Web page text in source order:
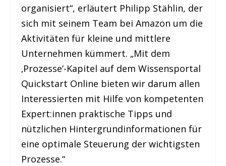
organisiert“, erläutert Philipp Stählin, der
sich mit seinem Team bei Amazon um die
Aktivitäten für kleine und mittlere
Unternehmen kümmert. „Mit dem
‚Prozesse‘-Kapitel auf dem Wissensportal
Quickstart Online bieten wir darum allen
Interessierten mit Hilfe von kompetenten
Expert:innen praktische Tipps und
nützlichen Hintergrundinformationen für
eine optimale Steuerung der wichtigsten
Prozesse.“